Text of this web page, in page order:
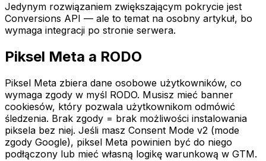
Jedynym rozwiązaniem zwiększającym pokrycie jest
Conversions API — ale to temat na osobny artykuł, bo
wymaga integracji po stronie serwera.
Piksel Meta a RODO
Piksel Meta zbiera dane osobowe użytkowników, co
wymaga zgody w myśl RODO. Musisz mieć banner
cookiesów, który pozwala użytkownikom odmówić
śledzenia. Brak zgody = brak możliwości instalowania
piksela bez niej. Jeśli masz Consent Mode v2 (mode
zgody Google), piksel Meta powinien być do niego
podłączony lub mieć własną logikę warunkową w GTM.